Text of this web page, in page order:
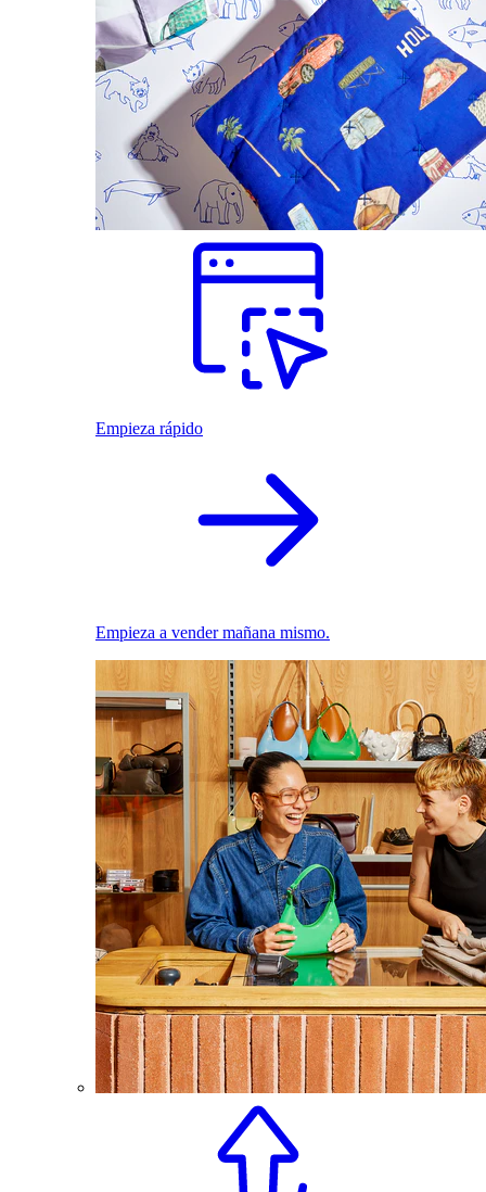
Empieza rápido
Empieza a vender mañana mismo.